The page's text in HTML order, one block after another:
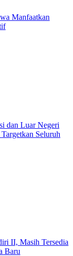
Manfaatkan
dan Luar Negeri
Seluruh
II, Masih Tersedia
Baru